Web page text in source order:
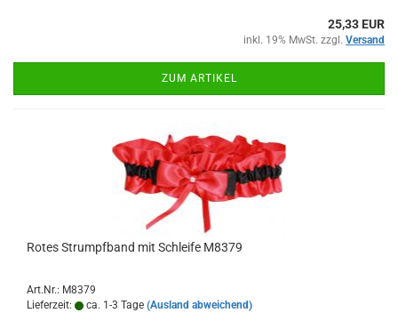
25,33 EUR
inkl. 19% MwSt. zzgl. Versand
ZUM ARTIKEL
Rotes Strumpfband mit Schleife M8379
Art.Nr.: M8379
Lieferzeit:
ca. 1-3 Tage (Ausland abweichend)